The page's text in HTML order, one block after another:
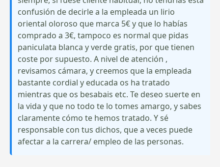
confusión de decirle a la empleada un lirio
oriental oloroso que marca 5€ y que lo habías
comprado a 3€, tampoco es normal que pidas
paniculata blanca y verde gratis, por que tienen
coste por supuesto. A nivel de atención ,
revisamos cámara, y creemos que la empleada
bastante cordial y educada os ha tratado
mientras que os besabais etc. Te deseo suerte en
la vida y que no todo te lo tomes amargo, y sabes
claramente cómo te hemos tratado. Y sé
responsable con tus dichos, que a veces puede
afectar a la carrera/ empleo de las personas.